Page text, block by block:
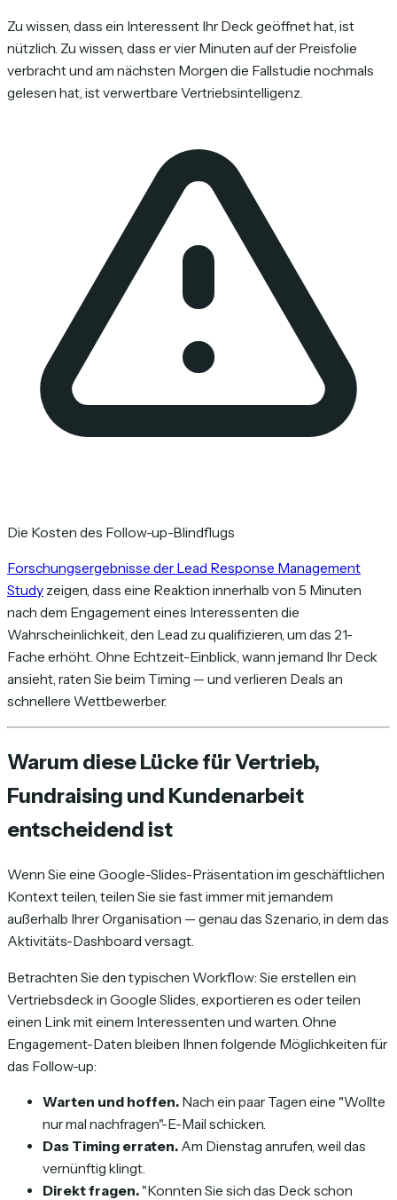
Zu wissen, dass ein Interessent Ihr Deck geöffnet hat, ist
nützlich. Zu wissen, dass er vier Minuten auf der Preisfolie
verbracht und am nächsten Morgen die Fallstudie nochmals
gelesen hat, ist verwertbare Vertriebsintelligenz.
Die Kosten des Follow-up-Blindflugs
Forschungsergebnisse der Lead Response Management
Study zeigen, dass eine Reaktion innerhalb von 5 Minuten
nach dem Engagement eines Interessenten die
Wahrscheinlichkeit, den Lead zu qualifizieren, um das 21-
Fache erhöht. Ohne Echtzeit-Einblick, wann jemand Ihr Deck
ansieht, raten Sie beim Timing — und verlieren Deals an
schnellere Wettbewerber.
Warum diese Lücke für Vertrieb,
Fundraising und Kundenarbeit
entscheidend ist
Wenn Sie eine Google-Slides-Präsentation im geschäftlichen
Kontext teilen, teilen Sie sie fast immer mit jemandem
außerhalb Ihrer Organisation — genau das Szenario, in dem das
Aktivitäts-Dashboard versagt.
Betrachten Sie den typischen Workflow: Sie erstellen ein
Vertriebsdeck in Google Slides, exportieren es oder teilen
einen Link mit einem Interessenten und warten. Ohne
Engagement-Daten bleiben Ihnen folgende Möglichkeiten für
das Follow-up:
Warten und hoffen. Nach ein paar Tagen eine "Wollte
nur mal nachfragen"-E-Mail schicken.
Das Timing erraten. Am Dienstag anrufen, weil das
vernünftig klingt.
Direkt fragen. "Konnten Sie sich das Deck schon